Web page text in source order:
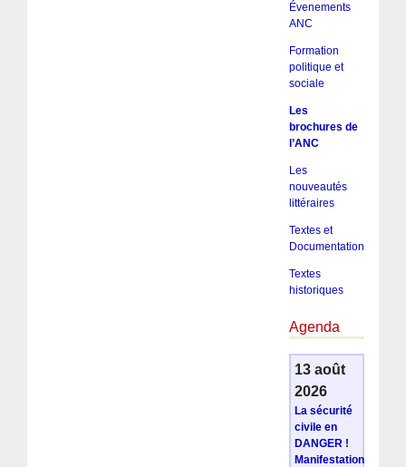
Évenements
ANC
Formation
politique et
sociale
Les
brochures de
l’ANC
Les
nouveautés
littéraires
Textes et
Documentation
Textes
historiques
Agenda
13 août
2026
La sécurité
civile en
DANGER !
Manifestation